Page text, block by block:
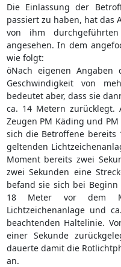
Die Einlassung der
passiert zu haben, hat das
von ihm
angesehen. In dem
wie folgt:
öNach eigenen
Geschwindigkeit von
bedeutet aber, dass sie
ca. 14 Metern zurücklegt.
Zeugen PM Käding und
sich die Betroffene
geltenden
Moment bereits zwei
zwei Sekunden eine
befand sie sich bei
18 Meter vor dem
Lichtzeichenanlage und
beachtenden Haltelinie.
einer Sekunde
dauerte damit die
an.